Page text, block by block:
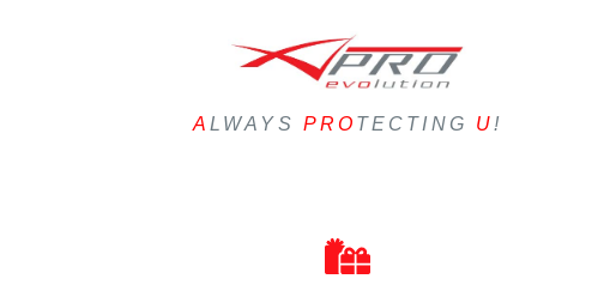
ALWAYS PRO TECTING U!